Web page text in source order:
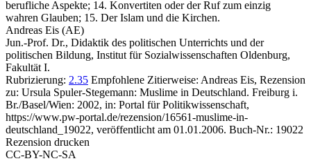
berufliche Aspekte; 14. Konvertiten oder der Ruf zum einzig
wahren Glauben; 15. Der Islam und die Kirchen.
Andreas Eis (AE)
Jun.-Prof. Dr., Didaktik des politischen Unterrichts und der
politischen Bildung, Institut für Sozialwissenschaften Oldenburg,
Fakultät I.
Rubrizierung: 2.35 Empfohlene Zitierweise: Andreas Eis, Rezension
zu: Ursula Spuler-Stegemann: Muslime in Deutschland. Freiburg i.
Br./Basel/Wien: 2002, in: Portal für Politikwissenschaft,
https://www.pw-portal.de/rezension/16561-muslime-in-
deutschland_19022, veröffentlicht am 01.01.2006. Buch-Nr.: 19022
Rezension drucken
CC-BY-NC-SA